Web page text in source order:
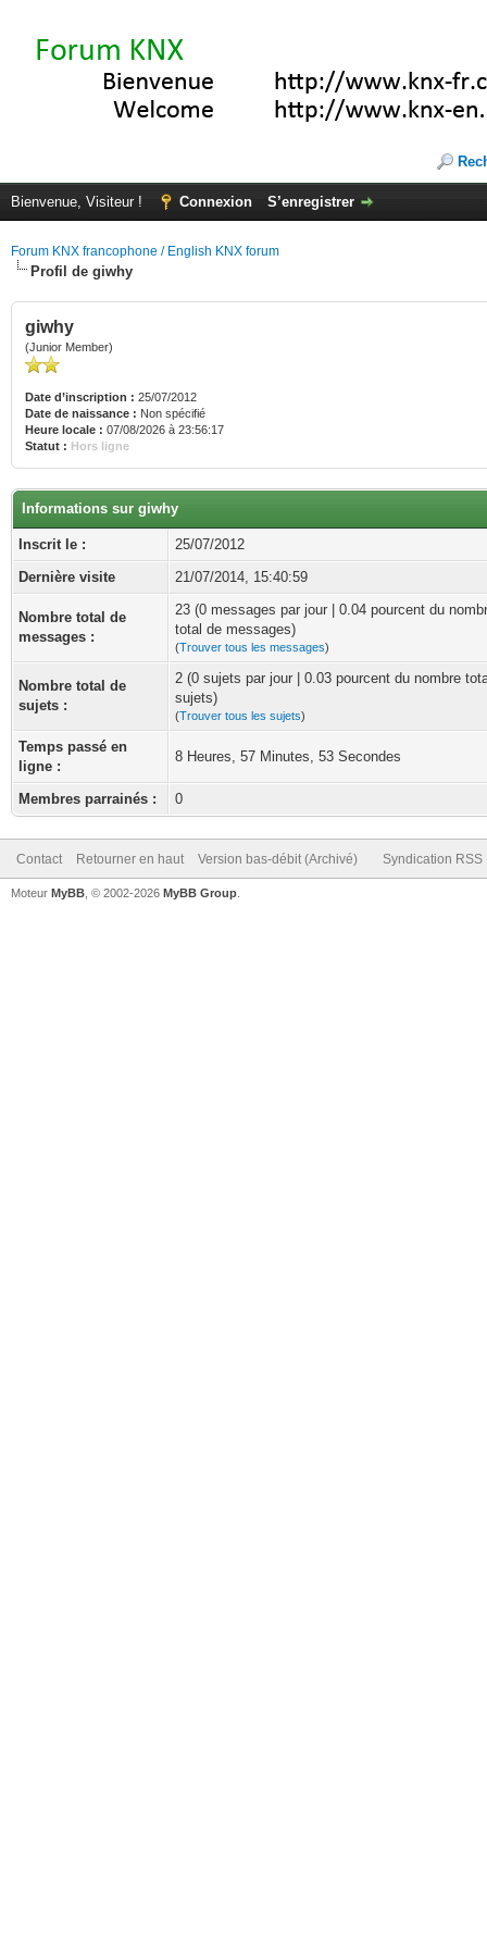
Bienvenue, Visiteur ! Connexion S’enregistrer
Forum KNX francophone / English KNX forum
Profil de giwhy
giwhy
(Junior Member)
Date d’inscription : 25/07/2012
Date de naissance : Non spécifié
Heure locale : 07/08/2026 à 23:56:17
Statut : Hors ligne
Informations sur giwhy
Inscrit le :
25/07/2012
Dernière visite
21/07/2014, 15:40:59
Nombre total de
messages :
23 (0 messages par jour | 0.04 pourcent du
total de messages)
(Trouver tous les messages)
Nombre total de
sujets :
2 (0 sujets par jour | 0.03 pourcent du nombre
sujets)
(Trouver tous les sujets)
Temps passé en
ligne :
8 Heures, 57 Minutes, 53 Secondes
Membres parrainés : 0
Contact Retourner en haut Version bas-débit (Archivé) Syndication RSS
Moteur MyBB , © 2002-2026 MyBB Group